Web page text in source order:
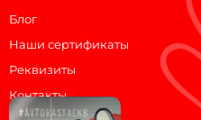
Блог
Наши сертификаты
Реквизиты
Контакты